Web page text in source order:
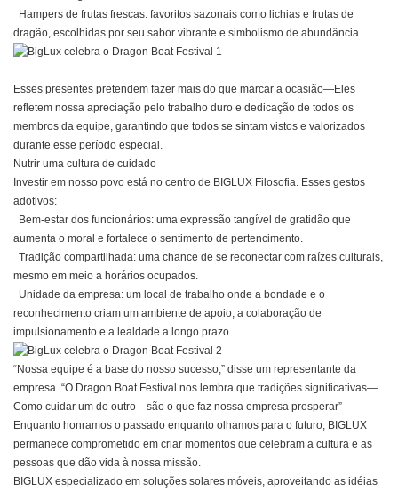
Hampers de frutas frescas: favoritos sazonais como lichias e frutas de
dragão, escolhidas por seu sabor vibrante e simbolismo de abundância.
Esses presentes pretendem fazer mais do que marcar a ocasião—Eles
refletem nossa apreciação pelo trabalho duro e dedicação de todos os
membros da equipe, garantindo que todos se sintam vistos e valorizados
durante esse período especial.
Nutrir uma cultura de cuidado
Investir em nosso povo está no centro de BIGLUX Filosofia. Esses gestos
adotivos:
Bem-estar dos funcionários: uma expressão tangível de gratidão que
aumenta o moral e fortalece o sentimento de pertencimento.
Tradição compartilhada: uma chance de se reconectar com raízes culturais,
mesmo em meio a horários ocupados.
Unidade da empresa: um local de trabalho onde a bondade e o
reconhecimento criam um ambiente de apoio, a colaboração de
impulsionamento e a lealdade a longo prazo.
“Nossa equipe é a base do nosso sucesso,” disse um representante da
empresa. “O Dragon Boat Festival nos lembra que tradições significativas—
Como cuidar um do outro—são o que faz nossa empresa prosperar”​
Enquanto honramos o passado enquanto olhamos para o futuro, BIGLUX
permanece comprometido em criar momentos que celebram a cultura e as
pessoas que dão vida à nossa missão.
BIGLUX especializado em soluções solares móveis, aproveitando as idéias